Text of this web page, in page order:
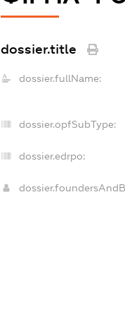
dossier.title
dossier.fullName:
dossier.opfSubType:
dossier.edrpo: